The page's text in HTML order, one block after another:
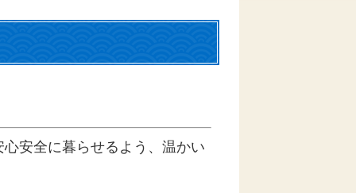
安全に暮らせるよう、温かい